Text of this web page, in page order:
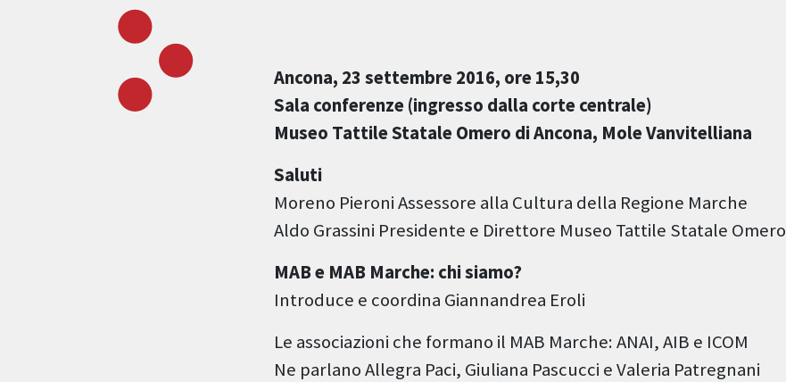
Ancona, 23 settembre 2016, ore 15,30
Sala conferenze (ingresso dalla corte centrale)
Museo Tattile Statale Omero di Ancona, Mole Vanvitelliana
Saluti
Moreno Pieroni Assessore alla Cultura della Regione Marche
Aldo Grassini Presidente e Direttore Museo Tattile Statale Omero
MAB e MAB Marche: chi siamo?
Introduce e coordina Giannandrea Eroli
Le associazioni che formano il MAB Marche: ANAI, AIB e ICOM
Ne parlano Allegra Paci, Giuliana Pascucci e Valeria Patregnani